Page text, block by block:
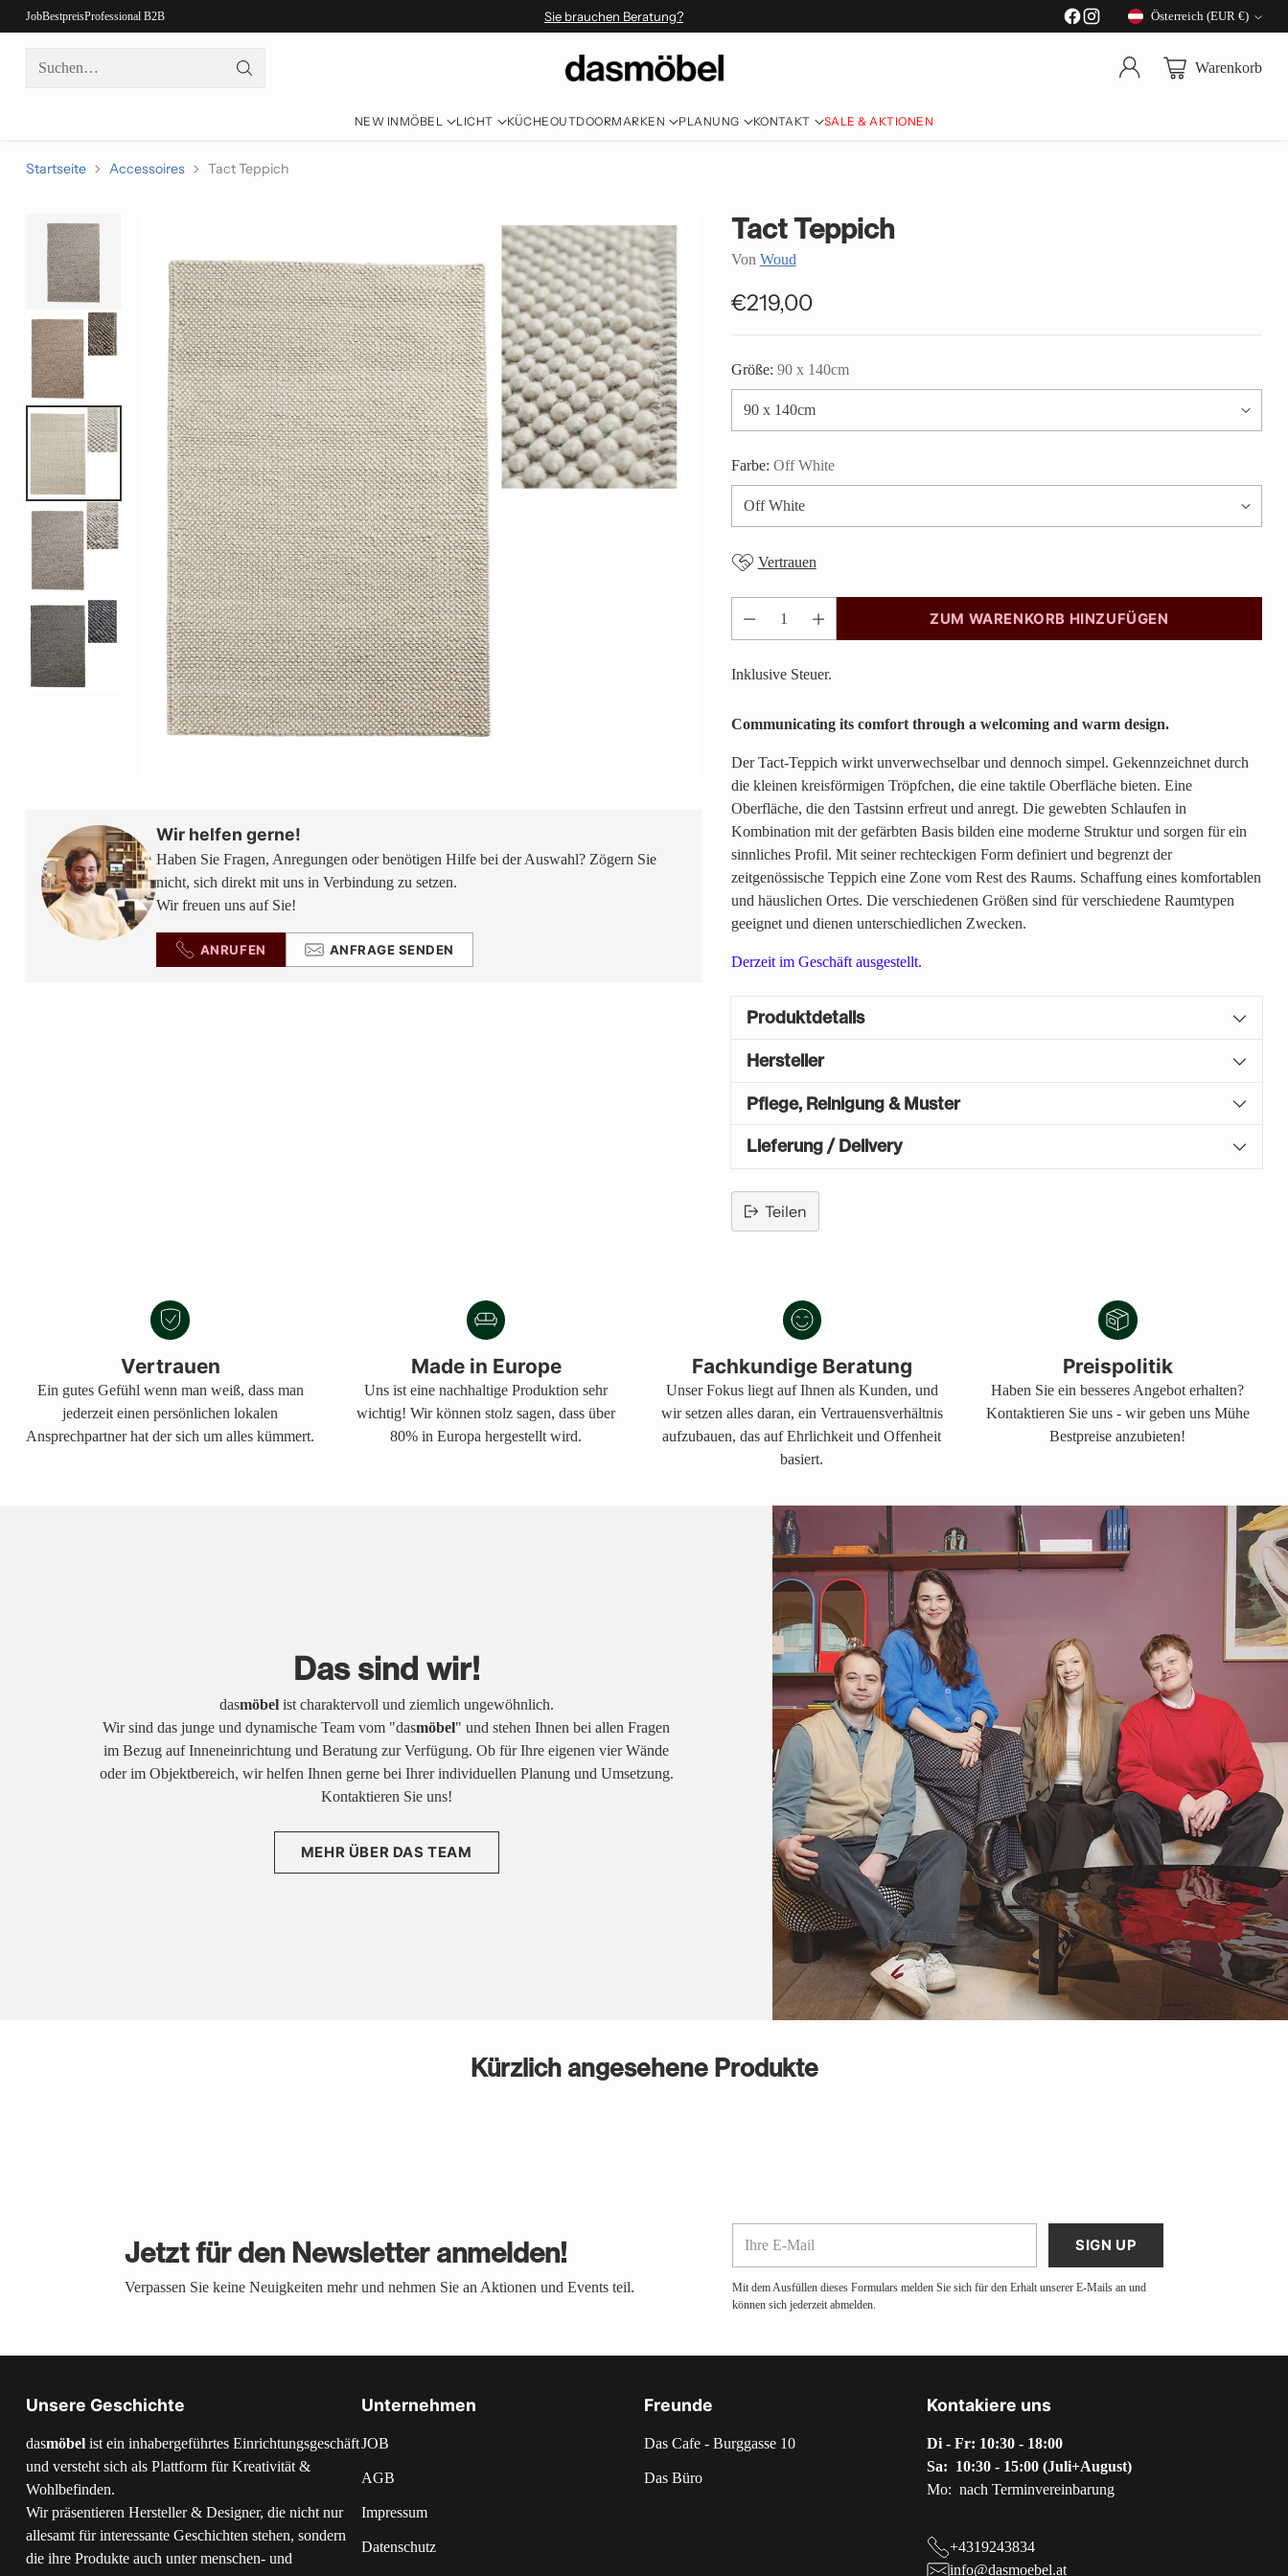
JobBestpreisProfessional B2B Sie brauchen Beratung?
Währung
Österreich (EUR €)
Suchen… Warenkorb
NEW IN MÖBEL LICHT KÜCHEOUTDOORMARKEN PLANUNG KONTAKT SALE & AKTIONEN
Startseite Accessoires Tact Teppich
Wir helfen gerne!
Haben Sie Fragen, Anregungen oder benötigen Hilfe bei der Auswahl? Zögern Sie
nicht, sich direkt mit uns in Verbindung zu setzen.
Wir freuen uns auf Sie!
ANRUFEN ANFRAGE SENDEN
Tact Teppich
Von Woud
Normaler
€219,00
Größe: 90 x 140cm
Farbe: Off White
Vertrauen
Anzahl
ZUM WARENKORB HINZUFÜGEN
Inklusive Steuer.
Communicating its comfort through a welcoming and warm design.
Der Tact-Teppich wirkt unverwechselbar und dennoch simpel. Gekennzeichnet durch
die kleinen kreisförmigen Tröpfchen, die eine taktile Oberfläche bieten. Eine
Oberfläche, die den Tastsinn erfreut und anregt. Die gewebten Schlaufen in
Kombination mit der gefärbten Basis bilden eine moderne Struktur und sorgen für ein
sinnliches Profil. Mit seiner rechteckigen Form definiert und begrenzt der
zeitgenössische Teppich eine Zone vom Rest des Raums. Schaffung eines komfortablen
und häuslichen Ortes. Die verschiedenen Größen sind für verschiedene Raumtypen
geeignet und dienen unterschiedlichen Zwecken.
Derzeit im Geschäft ausgestellt.
Produktdetails
Hersteller
Pflege, Reinigung & Muster
Lieferung / Delivery
Teilen
Warenkorb
Vertrauen
Ein gutes Gefühl wenn man weiß, dass man
jederzeit einen persönlichen lokalen
Ansprechpartner hat der sich um alles kümmert.
Made in Europe
Uns ist eine nachhaltige Produktion sehr
wichtig! Wir können stolz sagen, dass über
80% in Europa hergestellt wird.
Fachkundige Beratung
Unser Fokus liegt auf Ihnen als Kunden, und
wir setzen alles daran, ein Vertrauensverhältnis
aufzubauen, das auf Ehrlichkeit und Offenheit
basiert.
Preispolitik
Haben Sie ein besseres Angebot erhalten?
Kontaktieren Sie uns - wir geben uns Mühe
Bestpreise anzubieten!
Das sind wir!
dasmöbelist charaktervoll und ziemlich ungewöhnlich.
Wir sind das junge und dynamische Team vom "dasmöbel" und stehen Ihnen bei allen Fragen
im Bezug auf Inneneinrichtung und Beratung zur Verfügung. Ob für Ihre eigenen vier Wände
oder im Objektbereich, wir helfen Ihnen gerne bei Ihrer individuellen Planung und Umsetzung.
Kontaktieren Sie uns!
MEHR ÜBER DAS TEAM
Kürzlich angesehene Produkte
Jetzt für den Newsletter anmelden!
Verpassen Sie keine Neuigkeiten mehr und nehmen Sie an Aktionen und Events teil.
Mail
SIGN UP
Mit dem Ausfüllen dieses Formulars melden Sie sich für den Erhalt unserer E-Mails an und
können sich jederzeit abmelden.
Unsere Geschichte
dasmöbel ist ein inhabergeführtes Einrichtungsgeschäft
und versteht sich als Plattform für Kreativität &
Wohlbefinden.
Wir präsentieren Hersteller & Designer, die nicht nur
allesamt für interessante Geschichten stehen, sondern
die ihre Produkte auch unter menschen- und
Unternehmen
JOB
AGB
Impressum
Datenschutz
Freunde
Das Cafe - Burggasse 10
Das Büro
Kontakiere uns
Di - Fr: 10:30 - 18:00
Sa: 10:30 - 15:00 (Juli+August)
Mo: nach Terminvereinbarung
+4319243834
info@dasmoebel.at